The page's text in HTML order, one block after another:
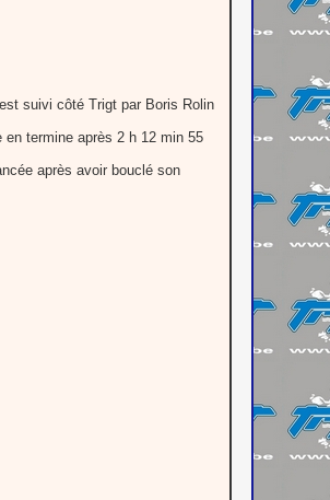
suivi côté Trigt par Boris Rolin
termine après 2 h 12 min 55
après avoir bouclé son